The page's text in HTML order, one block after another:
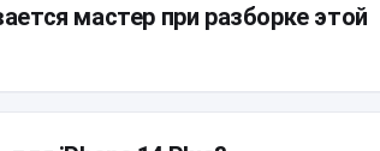
мастер при разборке этой
компоновку и надежную
доступа к объективам требуется